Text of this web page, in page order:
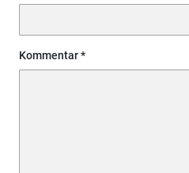
Kommentar